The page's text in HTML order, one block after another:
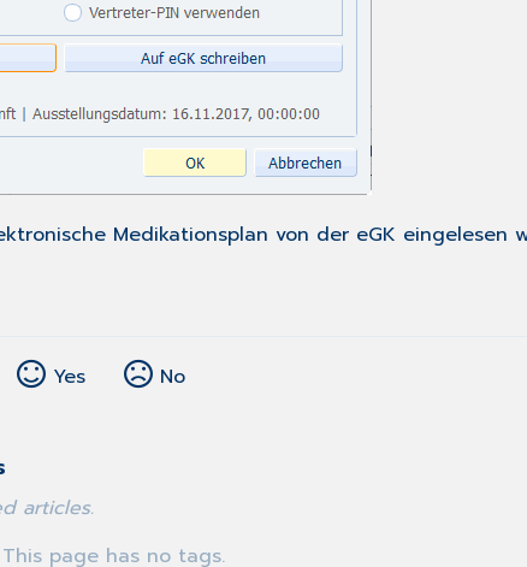
Medikationsplan von der eGK
Yes No
articles.
This page has no tags.